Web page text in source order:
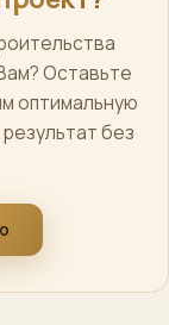
Оставьте
оптимальную
без